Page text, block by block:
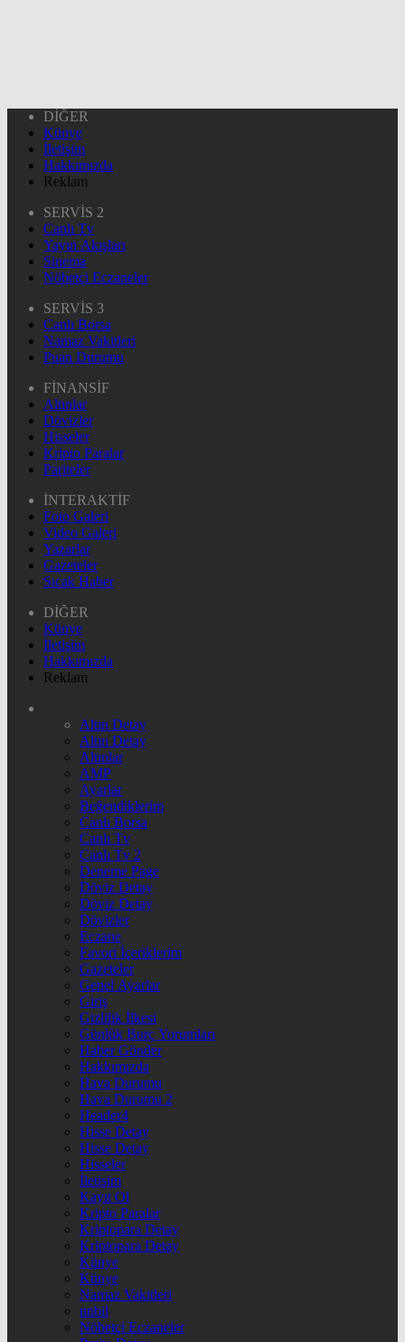
DİĞER
Künye
İletişim
Hakkımızda
Reklam
SERVİS 2
Canlı Tv
Yayın Akışları
Sinema
Nöbetçi Eczaneler
SERVİS 3
Canlı Borsa
Namaz Vakitleri
Puan Durumu
FİNANSİF
Altınlar
Dövizler
Hisseler
Kripto Paralar
Pariteler
İNTERAKTİF
Foto Galeri
Video Galeri
Yazarlar
Gazeteler
Sıcak Haber
DİĞER
Künye
İletişim
Hakkımızda
Reklam
Altın Detay
Altın Detay
Altınlar
AMP
Ayarlar
Beğendiklerim
Canlı Borsa
Canlı Tv
Canlı Tv 2
Deneme Page
Döviz Detay
Döviz Detay
Dövizler
Eczane
Favori İçeriklerim
Gazeteler
Genel Ayarlar
Giriş
Gizlilik İlkesi
Günlük Burç Yorumları
Haber Gönder
Hakkımızda
Hava Durumu
Hava Durumu 2
Header4
Hisse Detay
Hisse Detay
Hisseler
İletişim
Kayıt Ol
Kripto Paralar
Kriptopara Detay
Kriptopara Detay
Künye
Künye
Namaz Vakitleri
nnbil
Nöbetçi Eczaneler